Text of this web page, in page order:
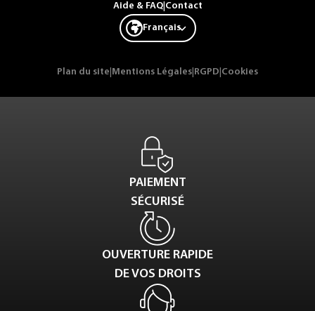
Aide & FAQ| Contact
Français
Plan du site Mentions Légales RGPD Cookies
PAIEMENT
SÉCURISÉ
OUVERTURE RAPIDE
DE VOS DROITS